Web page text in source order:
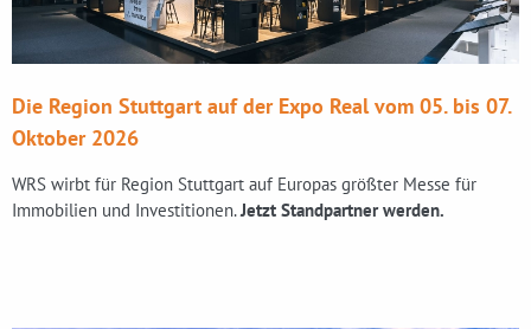
Die Region Stuttgart auf der Expo Real vom 05. bis 07.
Oktober 2026
WRS wirbt für Region Stuttgart auf Europas größter Messe für
Immobilien und Investitionen.Jetzt Standpartner werden.